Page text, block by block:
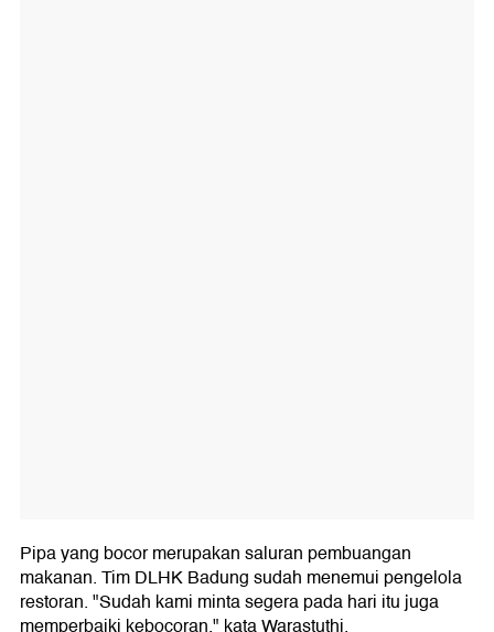
Pipa yang bocor merupakan saluran pembuangan
makanan. Tim DLHK Badung sudah menemui pengelola
restoran. "Sudah kami minta segera pada hari itu juga